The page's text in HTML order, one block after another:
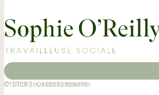
OTSTCFQ : ORES0305290TS
© 2026 Tous droits réservés